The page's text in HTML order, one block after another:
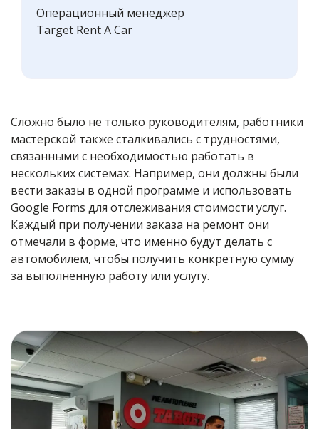
Операционный менеджер
Target Rent A Car
Сложно было не только руководителям, работники
мастерской также сталкивались с трудностями,
связанными с необходимостью работать в
нескольких системах. Например, они должны были
вести заказы в одной программе и использовать
Google Forms для отслеживания стоимости услуг.
Каждый при получении заказа на ремонт они
отмечали в форме, что именно будут делать с
автомобилем, чтобы получить конкретную сумму
за выполненную работу или услугу.